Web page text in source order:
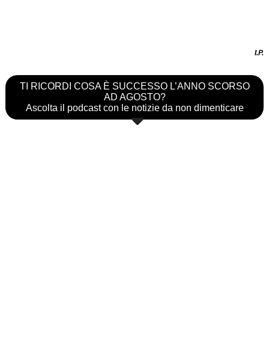
I.P.
TI RICORDI COSA È SUCCESSO L’ANNO SCORSO
AD AGOSTO?
Ascolta il podcast con le notizie da non dimenticare